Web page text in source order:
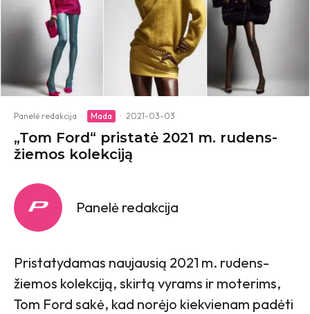
Panelė redakcija · Mada · 2021-03-03
„Tom Ford“ pristatė 2021 m. rudens-
žiemos kolekciją
Panelė redakcija
Pristatydamas naujausią 2021 m. rudens-
žiemos kolekciją, skirtą vyrams ir moterims,
Tom Ford sakė, kad norėjo kiekvienam padėti